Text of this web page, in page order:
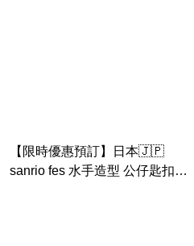
【限時優惠預訂】日本🇯🇵
sanrio fes 水手造型 公仔匙扣